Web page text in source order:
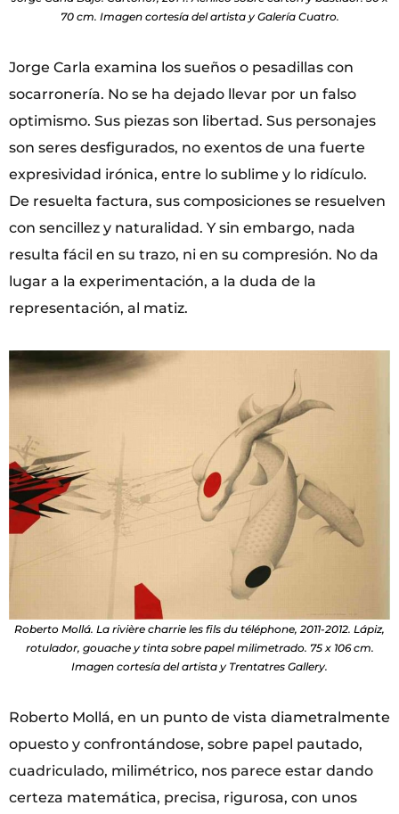
70 cm. Imagen cortesía del artista y Galería Cuatro.
Jorge Carla examina los sueños o pesadillas con
socarronería. No se ha dejado llevar por un falso
optimismo. Sus piezas son libertad. Sus personajes
son seres desfigurados, no exentos de una fuer­te
expresividad irónica, entre lo sublime y lo ridículo.
De resuelta factura, sus composiciones se resuelven
con sencillez y naturalidad. Y sin embargo, nada
resulta fácil en su trazo, ni en su com­presión. No da
lugar a la experimentación, a la duda de la
representación, al matiz.
Roberto Mollá. La rivière charrie les fils du téléphone, 2011-2012. Lápiz,
rotulador, gouache y tinta sobre papel milimetrado. 75 x 106 cm.
Imagen cortesía del artista y Trentatres Gallery.
Roberto Mollá, en un punto de vista diametralmente
opuesto y confrontándose, sobre papel pau­tado,
cuadriculado, milimétrico, nos parece estar dando
certeza matemática, precisa, rigurosa, con unos